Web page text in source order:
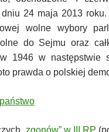
24 maja 2013 roku.
wolne wybory
do Sejmu oraz
1946 w następstwie
prawda o polskiej
„zgonów” w III RP